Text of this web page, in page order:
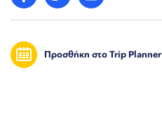
Προσθήκη στο Trip Planner